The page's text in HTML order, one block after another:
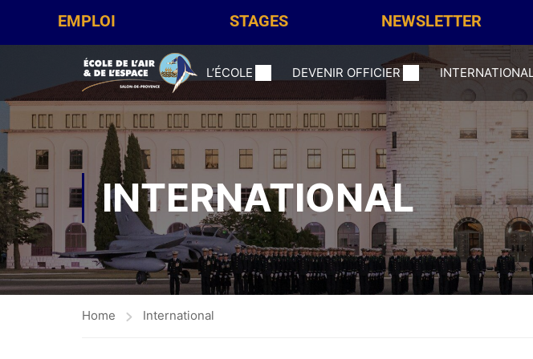
EMPLOI STAGES NEWSLETTER
L’ÉCOLE DEVENIR OFFICIER
INTERNATIONAL
Home International